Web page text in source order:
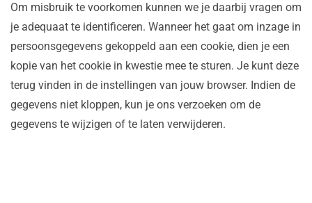
Om misbruik te voorkomen kunnen we je daarbij vragen om
je adequaat te identificeren. Wanneer het gaat om inzage in
persoonsgegevens gekoppeld aan een cookie, dien je een
kopie van het cookie in kwestie mee te sturen. Je kunt deze
terug vinden in de instellingen van jouw browser. Indien de
gegevens niet kloppen, kun je ons verzoeken om de
gegevens te wijzigen of te laten verwijderen.